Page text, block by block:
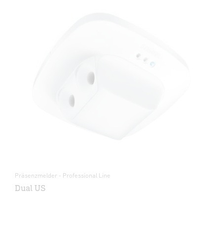
Präsenzmelder - Professional Line
Dual US